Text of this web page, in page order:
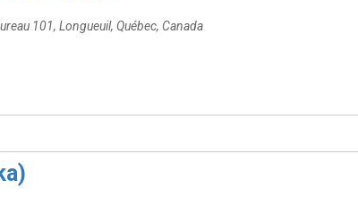
101, Longueuil, Québec, Canada